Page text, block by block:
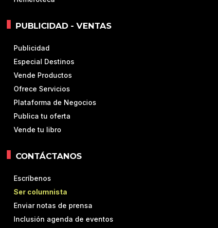
PUBLICIDAD - VENTAS
Publicidad
Especial Destinos
Vende Productos
Ofrece Servicios
Plataforma de Negocios
Publica tu oferta
Vende tu libro
CONTÁCTANOS
Escríbenos
Ser columnista
Enviar notas de prensa
Inclusión agenda de eventos